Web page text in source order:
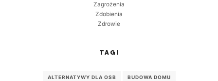
Zagrożenia
Zdobienia
Zdrowie
TAGI
ALTERNATYWY DLA OSB BUDOWA DOMU